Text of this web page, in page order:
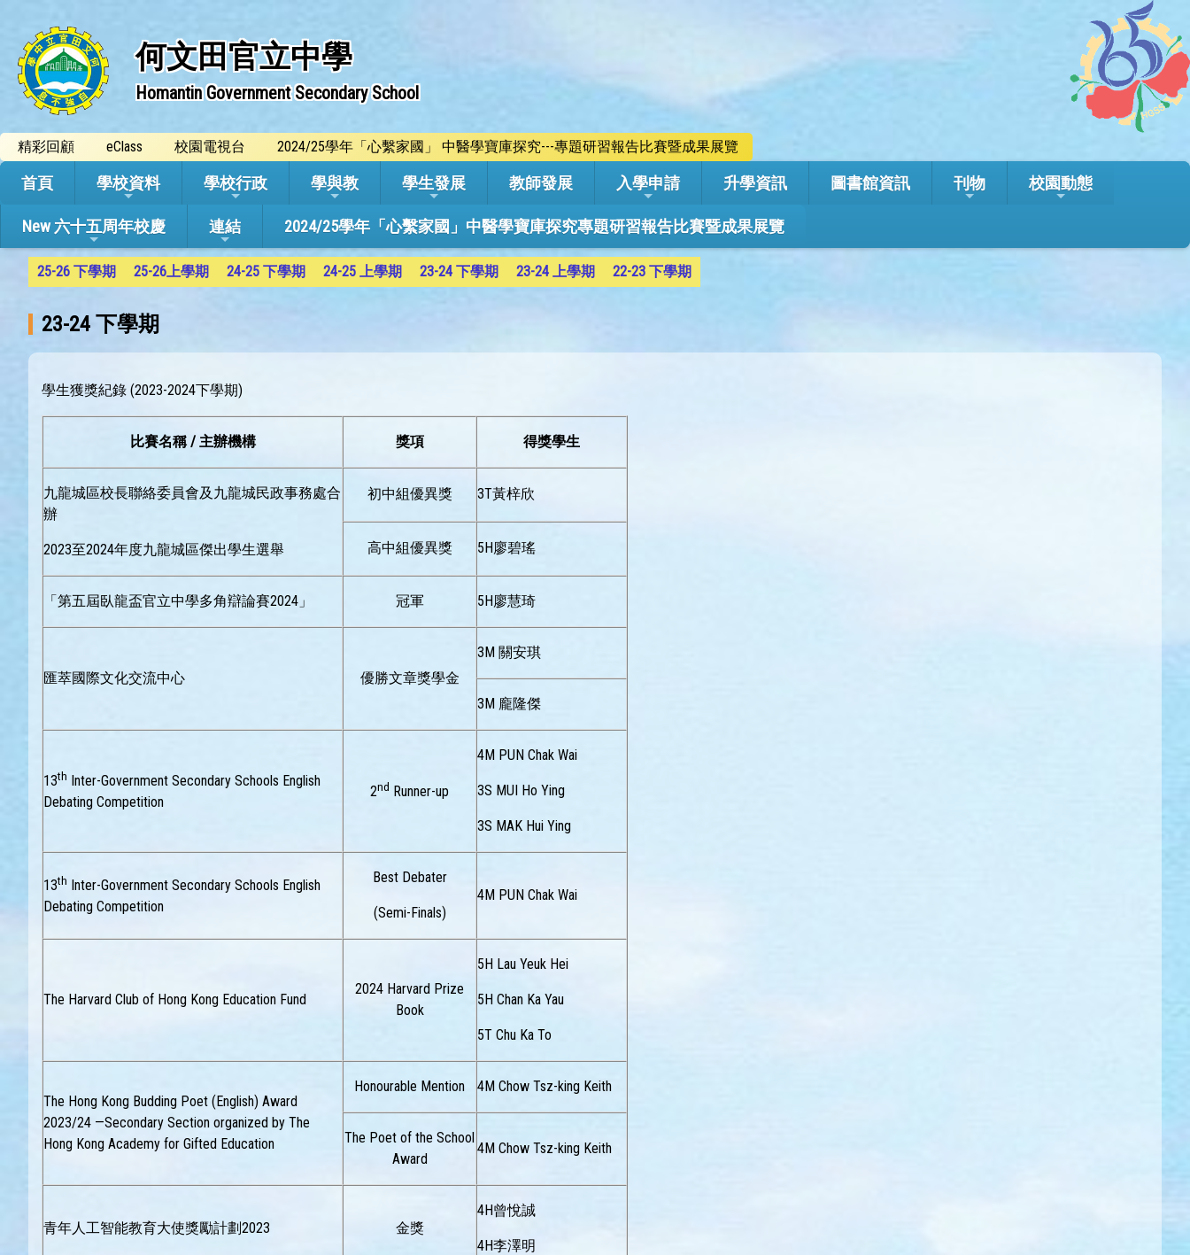
何文田官立中學
Homantin Government Secondary School
精彩回顧 eClass 校園電視台 2024/25學年「心繫家國」 中醫學寶庫探究---專題研習報告比賽暨成果展覽
首頁 學校資料 學校行政 學與教 學生發展 教師發展 入學申請 升學資訊 圖書館資訊 刊物 校園動態
New 六十五周年校慶 連結 2024/25學年「心繫家國」中醫學寶庫探究專題研習報告比賽暨成果展覽
25-26 下學期 25-26上學期 24-25 下學期 24-25 上學期 23-24 下學期 23-24 上學期 22-23 下學期
23-24 下學期
學生獲獎紀錄 (2023-2024下學期)
比賽名稱 / 主辦機構 獎項 得獎學生
九龍城區校長聯絡委員會及九龍城民政事務處合
辦
2023至2024年度九龍城區傑出學生選舉
初中組優異獎 3T黃梓欣
高中組優異獎 5H廖碧瑤
「第五屆臥龍盃官立中學多角辯論賽2024」 冠軍 5H廖慧琦
匯萃國際文化交流中心 優勝文章獎學金
3M 關安琪
3M 龐隆傑
13th Inter-Government Secondary Schools English
Debating Competition
2nd Runner-up
4M PUN Chak Wai
3S MUI Ho Ying
3S MAK Hui Ying
13th Inter-Government Secondary Schools English
Debating Competition
Best Debater
(Semi-Finals)
4M PUN Chak Wai
The Harvard Club of Hong Kong Education Fund
2024 Harvard Prize
Book
5H Lau Yeuk Hei
5H Chan Ka Yau
5T Chu Ka To
The Hong Kong Budding Poet (English) Award
2023/24 —Secondary Section organized by The
Hong Kong Academy for Gifted Education
Honourable Mention 4M Chow Tsz-king Keith
The Poet of the School
Award
4M Chow Tsz-king Keith
青年人工智能教育大使獎勵計劃2023 金獎
4H曾悅誠
4H李澤明